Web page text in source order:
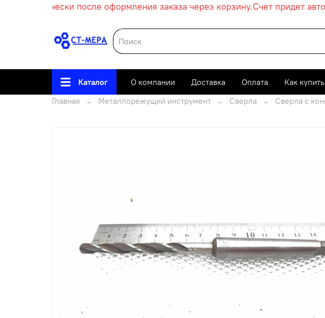
автоматически после оформления заказа через корзину.Счет придет
Каталог О компании Доставка Оплата Как купить
Главная
Металлорежущий инструмент Сверла Сверла с